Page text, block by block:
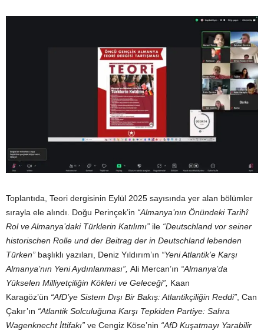
Toplantıda, Teori dergisinin Eylül 2025 sayısında yer alan bölümler
sırayla ele alındı. Doğu Perinçek’in “Almanya’nın Önündeki Tarihî
Rol ve Almanya’daki Türklerin Katılımı” ile “Deutschland vor seiner
historischen Rolle und der Beitrag der in Deutschland lebenden
Türken” başlıklı yazıları, Deniz Yıldırım’ın “Yeni Atlantik’e Karşı
Almanya’nın Yeni Aydınlanması”, Ali Mercan’ın “Almanya’da
Yükselen Milliyetçiliğin Kökleri ve Geleceği”, Kaan
Karagöz’ün “AfD’ye Sistem Dışı Bir Bakış: Atlantikçiliğin Reddi” , Can
Çakır’ın “Atlantik Solculuğuna Karşı Tepkiden Partiye: Sahra
Wagenknecht İttifakı” ve Cengiz Köse’nin “AfD Kuşatmayı Yarabilir